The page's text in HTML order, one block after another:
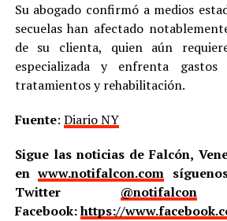
Su abogado confirmó a medios
secuelas han afectado
de su clienta, quien aún
especializada y enfrenta gastos
tratamientos y rehabilitación.
Fuente: Diario NY
Sigue las noticias de Falcón,
enwww.notifalcon.com
Twitter @notifalcon
Facebook:https://